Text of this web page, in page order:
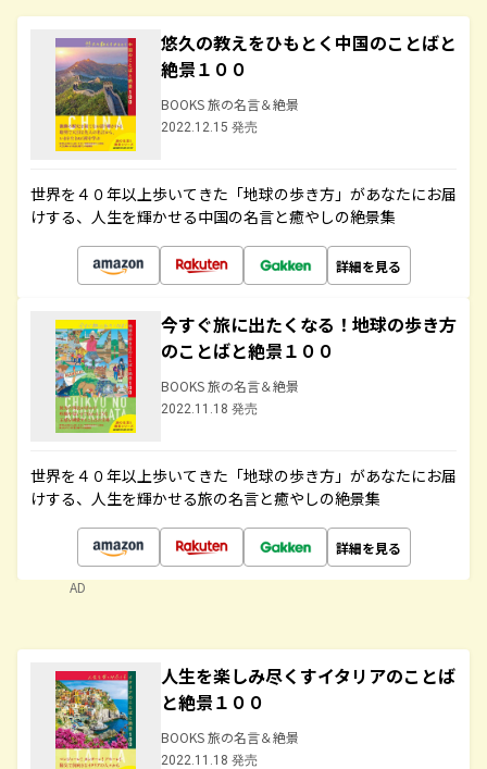
悠久の教えをひもとく中国のことばと
絶景１００
BOOKS 旅の名言＆絶景
2022.12.15 発売
世界を４０年以上歩いてきた「地球の歩き方」があなたにお届
けする、人生を輝かせる中国の名言と癒やしの絶景集
詳細を見る
今すぐ旅に出たくなる！地球の歩き方
のことばと絶景１００
BOOKS 旅の名言＆絶景
2022.11.18 発売
世界を４０年以上歩いてきた「地球の歩き方」があなたにお届
けする、人生を輝かせる旅の名言と癒やしの絶景集
詳細を見る
AD
人生を楽しみ尽くすイタリアのことば
と絶景１００
BOOKS 旅の名言＆絶景
2022.11.18 発売